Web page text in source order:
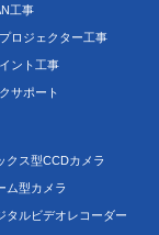
工事
ロジェクター工事
ント工事
サポート
クス型CCDカメラ
ム型カメラ
タルビデオレコーダー